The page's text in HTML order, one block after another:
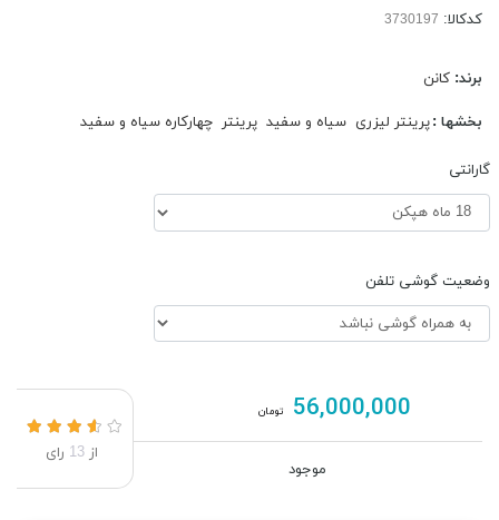
کدکالا:
برند: کانن
بخشها :پرینتر لیزری سیاه و سفید پرینتر چهارکاره سیاه و سفید
گارانتی
وضعیت گوشی تلفن
56,000,000 تومان
موجود
از13 رای